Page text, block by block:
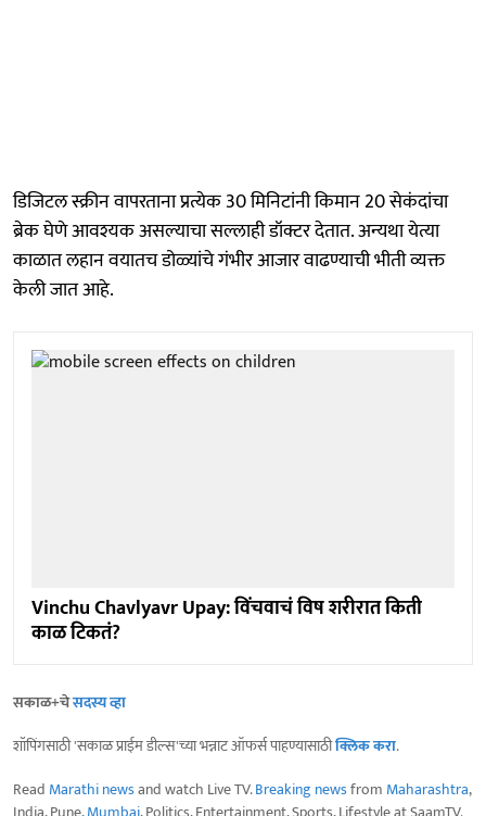
डिजिटल स्क्रीन वापरताना प्रत्येक 30 मिनिटांनी किमान 20 सेकंदांचा
ब्रेक घेणे आवश्यक असल्याचा सल्लाही डॉक्टर देतात. अन्यथा येत्या
काळात लहान वयातच डोळ्यांचे गंभीर आजार वाढण्याची भीती व्यक्त
केली जात आहे.
Vinchu Chavlyavr Upay: विंचवाचं विष शरीरात किती
काळ टिकतं?
सकाळ+चेसदस्य व्हा
शॉपिंगसाठी 'सकाळ प्राईम डील्स'च्या भन्नाट ऑफर्स पाहण्यासाठीक्लिक करा.
Read Marathi newsand watch Live TV.Breaking newsfrom Maharashtra,